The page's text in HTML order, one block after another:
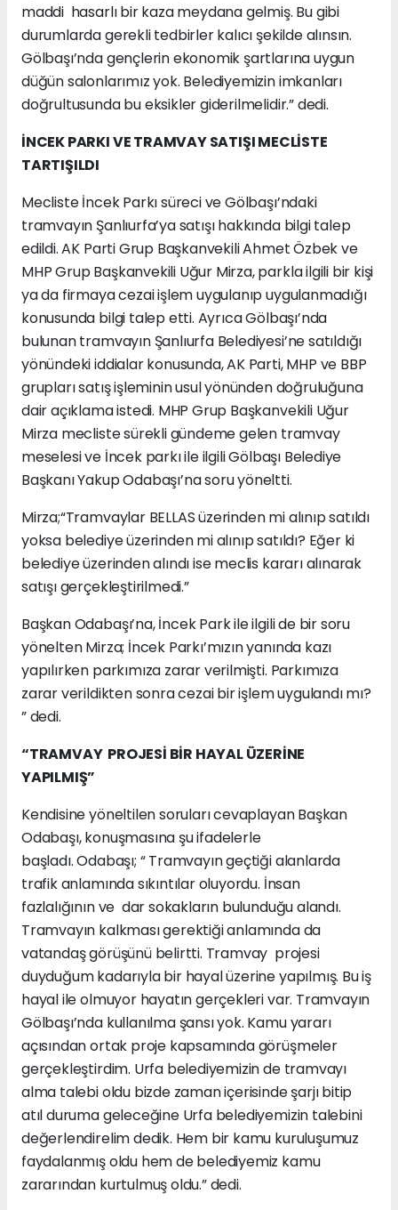
maddi hasarlı bir kaza meydana gelmiş. Bu gibi
durumlarda gerekli tedbirler kalıcı şekilde alınsın.
Gölbaşı’nda gençlerin ekonomik şartlarına uygun
düğün salonlarımız yok. Belediyemizin imkanları
doğrultusunda bu eksikler giderilmelidir.” dedi.
İNCEK PARKI VE TRAMVAY SATIŞI MECLİSTE
TARTIŞILDI
Mecliste İncek Parkı süreci ve Gölbaşı’ndaki
tramvayın Şanlıurfa’ya satışı hakkında bilgi talep
edildi. AK Parti Grup Başkanvekili Ahmet Özbek ve
MHP Grup Başkanvekili Uğur Mirza, parkla ilgili bir kişi
ya da firmaya cezai işlem uygulanıp uygulanmadığı
konusunda bilgi talep etti. Ayrıca Gölbaşı’nda
bulunan tramvayın Şanlıurfa Belediyesi’ne satıldığı
yönündeki iddialar konusunda, AK Parti, MHP ve BBP
grupları satış işleminin usul yönünden doğruluğuna
dair açıklama istedi. MHP Grup Başkanvekili Uğur
Mirza mecliste sürekli gündeme gelen tramvay
meselesi ve İncek parkı ile ilgili Gölbaşı Belediye
Başkanı Yakup Odabaşı’na soru yöneltti.
Mirza;“Tramvaylar BELLAS üzerinden mi alınıp satıldı
yoksa belediye üzerinden mi alınıp satıldı? Eğer ki
belediye üzerinden alındı ise meclis kararı alınarak
satışı gerçekleştirilmedi.”
Başkan Odabaşı’na, İncek Park ile ilgili de bir soru
yönelten Mirza; İncek Parkı’mızın yanında kazı
yapılırken parkımıza zarar verilmişti. Parkımıza
zarar verildikten sonra cezai bir işlem uygulandı mı?
” dedi.
“TRAMVAY PROJESİ BİR HAYAL ÜZERİNE
YAPILMIŞ”
Kendisine yöneltilen soruları cevaplayan Başkan
Odabaşı, konuşmasına şu ifadelerle
başladı.Odabaşı; “ Tramvayın geçtiği alanlarda
trafik anlamında sıkıntılar oluyordu. İnsan
fazlalığının ve dar sokakların bulunduğu alandı.
Tramvayın kalkması gerektiği anlamında da
vatandaş görüşünü belirtti. Tramvay projesi
duyduğum kadarıyla bir hayal üzerine yapılmış. Bu iş
hayal ile olmuyor hayatın gerçekleri var. Tramvayın
Gölbaşı’nda kullanılma şansı yok. Kamu yararı
açısından ortak proje kapsamında görüşmeler
gerçekleştirdim. Urfa belediyemizin de tramvayı
alma talebi oldu bizde zaman içerisinde şarjı bitip
atıl duruma geleceğine Urfa belediyemizin talebini
değerlendirelim dedik. Hem bir kamu kuruluşumuz
faydalanmış oldu hem de belediyemiz kamu
zararından kurtulmuş oldu.” dedi.